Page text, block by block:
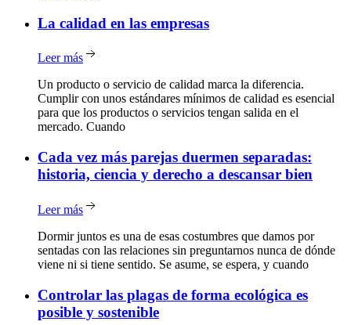
La calidad en las empresas
Leer más
Un producto o servicio de calidad marca la diferencia.
Cumplir con unos estándares mínimos de calidad es esencial
para que los productos o servicios tengan salida en el
mercado. Cuando
Cada vez más parejas duermen separadas:
historia, ciencia y derecho a descansar bien
Leer más
Dormir juntos es una de esas costumbres que damos por
sentadas con las relaciones sin preguntarnos nunca de dónde
viene ni si tiene sentido. Se asume, se espera, y cuando
Controlar las plagas de forma ecológica es
posible y sostenible